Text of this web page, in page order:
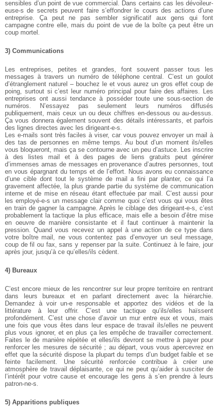
sensibles d’un point de vue commercial. Dans certains cas les dévoileur-
euse-s de secrets peuvent faire s’effondrer le cours des actions d’une
entreprise. Ça peut ne pas sembler significatif aux gens qui font
campagne contre elle, mais du point de vue de la boîte ça peut être un
coup mortel.
3) Communications
Les entreprises, petites et grandes, font souvent passer tous les
messages à travers un numéro de téléphone central. C’est un goulot
d’étranglement naturel – bouchez le et vous aurez un gros effet coup de
poing, surtout si c’est leur numéro principal pour faire des affaires.
Les
entreprises ont aussi tendance à posséder toute une sous-section de
numéros. N’essayez pas seulement leurs numéros diffusés
publiquement, mais ceux un ou deux chiffres en-dessous ou au-dessus.
Ça vous donnera également souvent des détails intéressants, et parfois
des lignes directes avec les dirigeant-e-s.
Les e-mails sont très faciles à viser, car vous pouvez envoyer un mail à
des tas de personnes en même temps. Au bout d’un moment ils/elles
vous bloqueront, mais ça se contourne avec un peu d’astuce. Les inscrire
à des listes mail et à des pages de liens gratuits peut générer
d’immenses amas de messages en provenance d’autres personnes, tout
en vous épargnant du temps et de l’effort. Nous avons eu connaissance
d’une cible dont tout le système de mail a fini par planter, ce qui l’a
gravement affectée, la plus grande partie du système de communication
interne et de mise en réseau étant effectuée par mail. C’est aussi pour
les employé-e-s un message clair comme quoi c’est vous qui vous êtes
en train de gagner la campagne. Après le ciblage des dirigeant-e-s, c’est
probablement la tactique la plus efficace, mais elle a besoin d’être mise
en oeuvre de manière consistante et il faut continuer à maintenir la
pression. Quand vous recevez un appel à une action de ce type dans
votre boître mail, ne vous contentez pas d’envoyer un seul message,
coup de fil ou fax, sans y repenser par la suite. Continuez à le faire, jour
après jour, jusqu’à ce qu’elles/ils cèdent.
4) Bureaux
C’est encore mieux de les rencontrer sur leur propre territoire en rentrant
dans leurs bureaux et en parlant directement avec la hiérarchie.
Demandez à voir un-e responsable et apportez des vidéos et de la
littérature à leur offrir. C’est une tactique qu’ils/elles haïssent
profondément. C’est une chose d’avoir un mur entre eux et vous, mais
une fois que vous êtes dans leur espace de travail ils/elles ne peuvent
plus vous ignorer, et en plus ça les empêche de travailler correctement.
Faites le de manière répétée et elles/ils devront se mettre à payer pour
renforcer les mesures de sécurité ; au départ, vous vous apercevrez en
effet que la sécurité dispose la plupart du temps d’un budget faible et se
feinte facilement. Une sécurité renforcée contribue à créer une
atmosphère de travail déplaisante, ce qui ne peut qu’aider à susciter de
l’intérêt pour votre cause et encourage les gens à s’en prendre à leurs
patron-ne-s.
5) Apparitions publiques